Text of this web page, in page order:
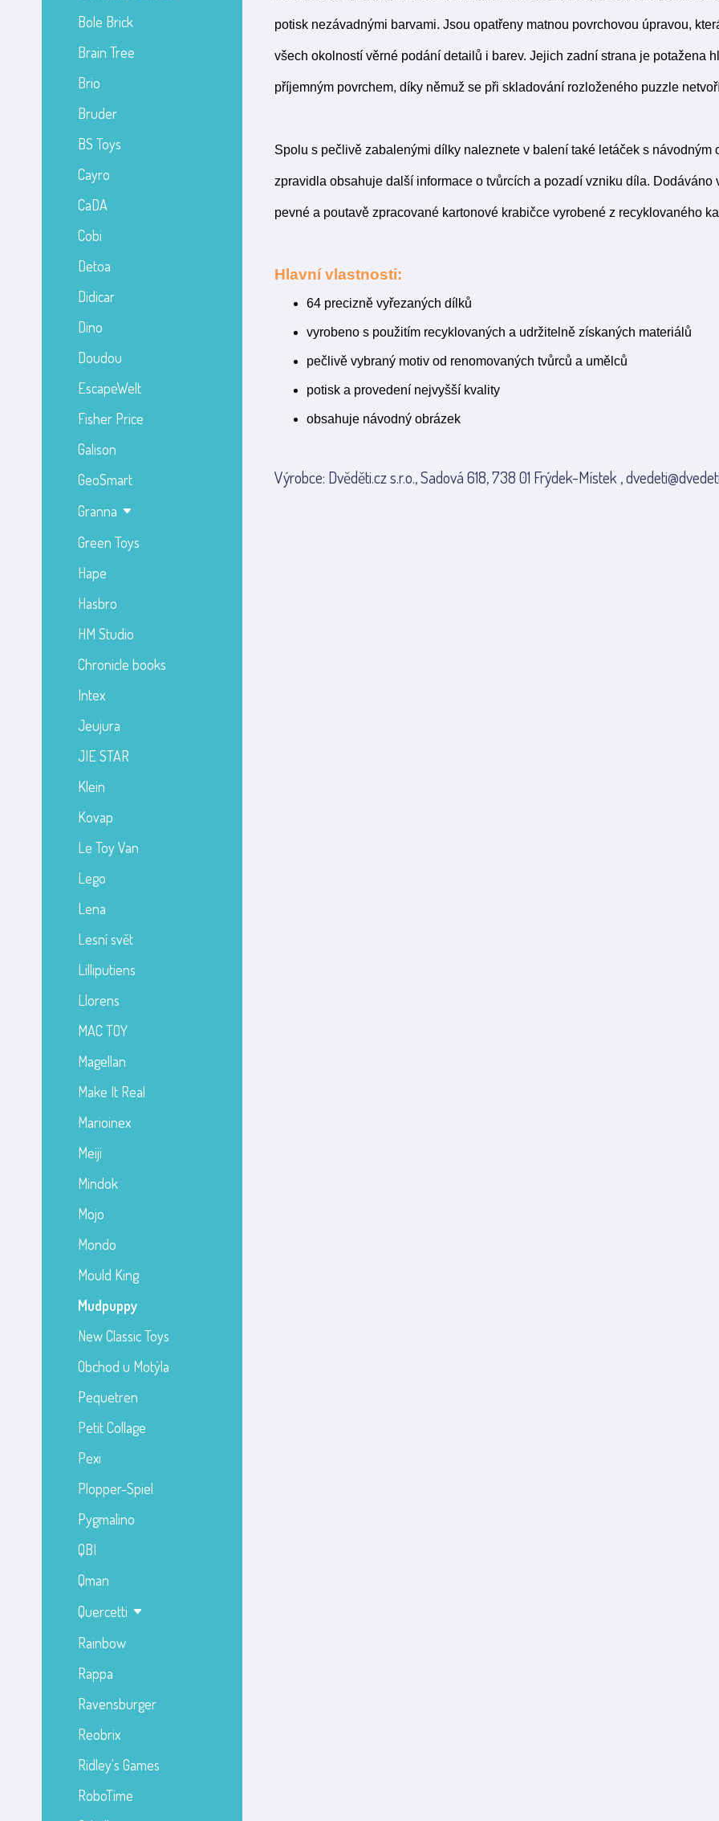
Bole Brick
Brain Tree
Brio
Bruder
BS Toys
Cayro
CaDA
Cobi
Detoa
Didicar
Dino
Doudou
EscapeWelt
Fisher Price
Galison
GeoSmart
Granna
Green Toys
Hape
Hasbro
HM Studio
Chronicle books
Intex
Jeujura
JIE STAR
Klein
Kovap
Le Toy Van
Lego
Lena
Lesní svět
Lilliputiens
Llorens
MAC TOY
Magellan
Make It Real
Marioinex
Meiji
Mindok
Mojo
Mondo
Mould King
Mudpuppy
New Classic Toys
Obchod u Motýla
Pequetren
Petit Collage
Pexi
Plopper-Spiel
Pygmalino
QBI
Qman
Quercetti
Rainbow
Rappa
Ravensburger
Reobrix
Ridley's Games
RoboTime
potisk nezávadnými barvami. Jsou opatřeny matnou povrchovou úpravou,
všech okolností věrné podání detailů i barev. Jejich zadní strana je potažena
příjemným povrchem, díky němuž se při skladování rozloženého puzzle
Spolu s pečlivě zabalenými dílky naleznete v balení také letáček s návodným
zpravidla obsahuje další informace o tvůrcích a pozadí vzniku díla. Dodáváno
pevné a poutavě zpracované kartonové krabičce vyrobené z recyklovaného
Hlavní vlastnosti:
64 precizně vyřezaných dílků
vyrobeno s použitím recyklovaných a udržitelně získaných materiálů
pečlivě vybraný motiv od renomovaných tvůrců a umělců
potisk a provedení nejvyšší kvality
obsahuje návodný obrázek
Výrobce: Dvěděti.cz s.r.o., Sadová 618, 738 01 Frýdek-Místek ,